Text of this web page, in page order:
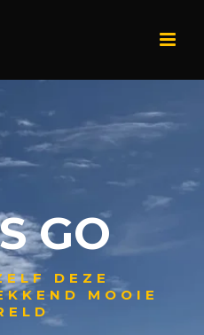
GO
DEZE
MOOIE